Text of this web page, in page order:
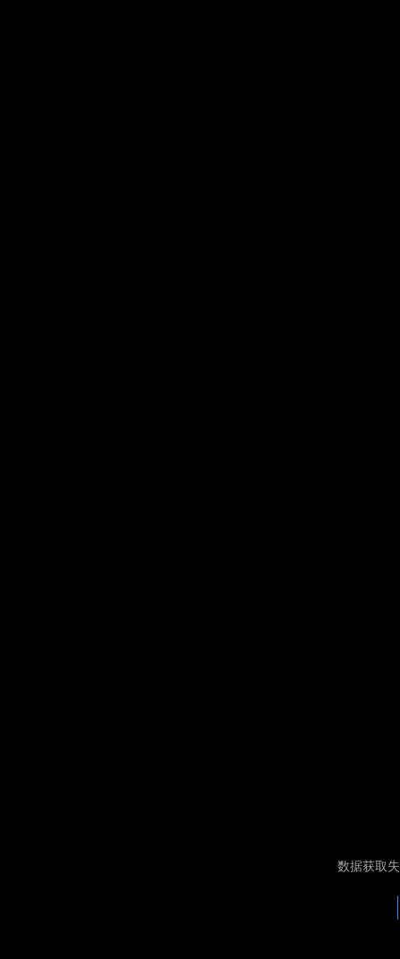
数据获取